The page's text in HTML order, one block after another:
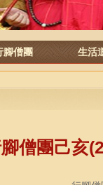
腳僧團 生活
僧團己亥